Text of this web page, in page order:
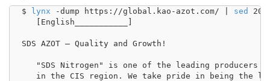
$ lynx -dump https://global.kao-azot.com/ | sed
20q
   [English___________]
SDS AZOT — Quality and Growth!
"SDS Nitrogen" is one of the leading producers
in the CIS region. We take pride in being the